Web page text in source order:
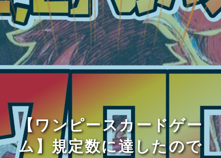
【ワンピースカードゲー
ム】規定数に達したので